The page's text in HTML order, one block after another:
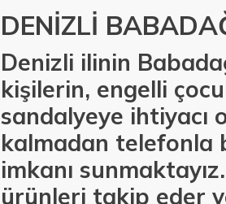
DENİZLİ
Denizli ilinin
kişilerin, engelli
sandalyeye ihtiyacı
kalmadan telefonla
imkanı
ürünleri takip eder